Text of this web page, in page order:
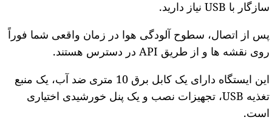
سازگار با USB نیاز دارید.
پس از اتصال، سطوح آلودگی هوا در زمان واقعی شما فوراً
روی نقشه ها و از طریق API در دسترس هستند.
این ایستگاه دارای یک کابل برق 10 متری ضد آب، یک منبع
تغذیه USB، تجهیزات نصب و یک پنل خورشیدی اختیاری
است.